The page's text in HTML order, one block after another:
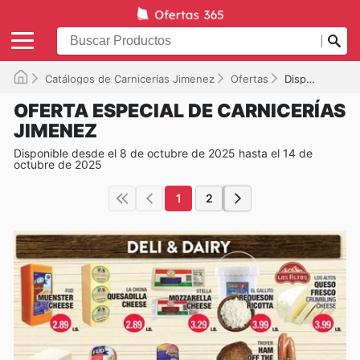
Catálogos de Carnicerías Jimenez Ofertas Disponible hasta el 14/10/2025
OFERTA ESPECIAL DE CARNICERÍAS
JIMENEZ
Disponible desde el 8 de octubre de 2025 hasta el 14 de
octubre de 2025
1 2